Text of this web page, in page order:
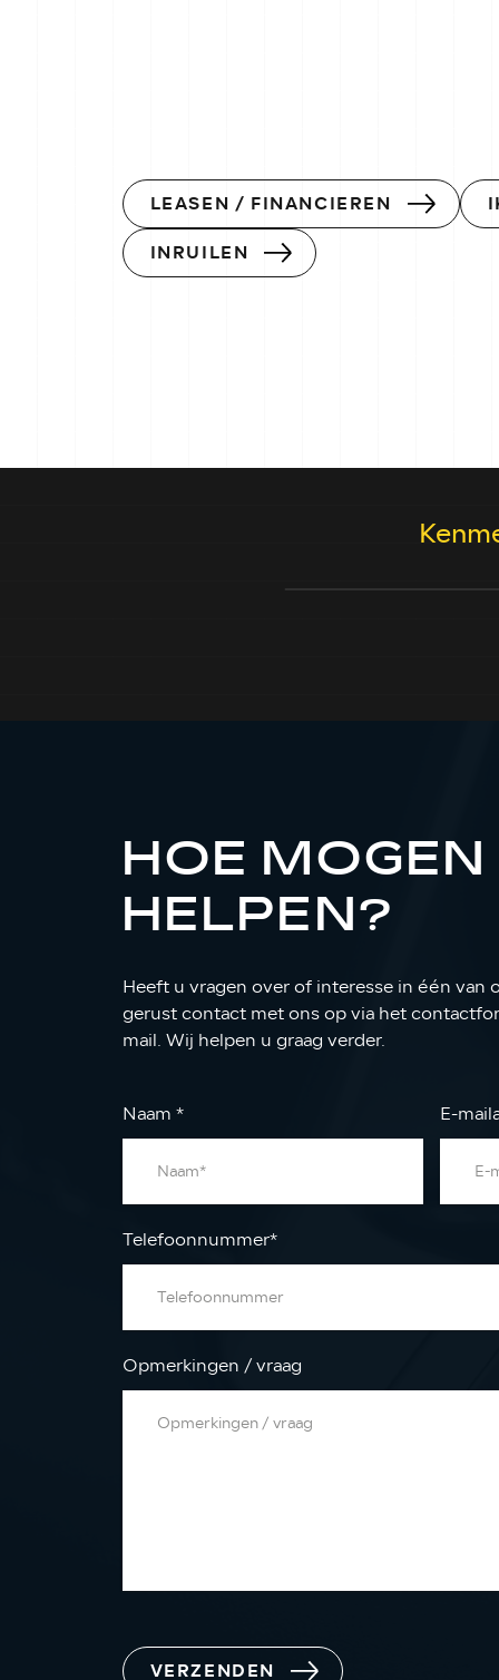
LEASEN / FINANCIEREN
INRUILEN
HOE
HELPEN?
Heeft u vragen over of interesse in één van
gerust contact met ons op via het
mail. Wij helpen u graag verder.
Naam * E-
Telefoonnummer*
Opmerkingen / vraag
VERZENDEN